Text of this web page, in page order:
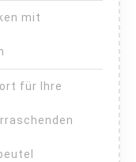
mit
für Ihre